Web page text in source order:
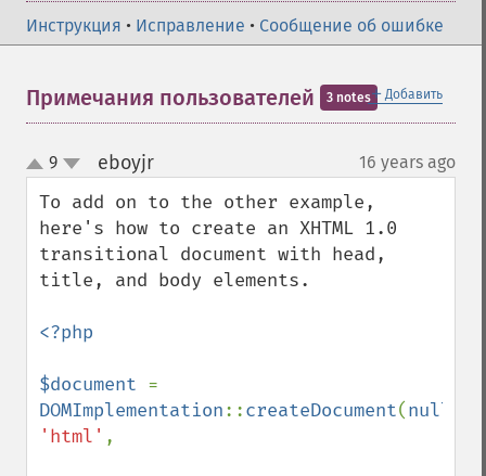
Инструкция • Исправление • Сообщение об ошибке
＋ Добавить
Примечания пользователей 3 notes
up
down
9 eboyjr¶ 16 years ago
To add on to the other example,
here's how to create an XHTML 1.0
transitional document with head,
title, and body elements.
<?php
$document
DOMImplementation::createDocument(null
'html' ,